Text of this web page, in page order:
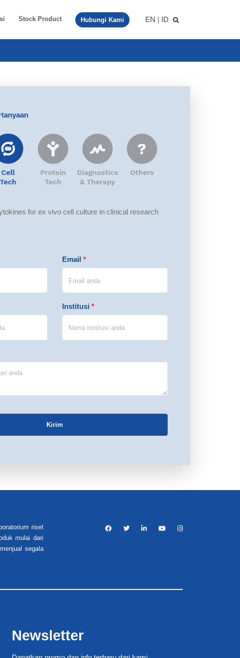
Stock Product Hubungi Kami EN | ID
for ex vivo cell culture in clinical research
Email *
Institusi *
Kirim
riset
mulai dari
segala
Newsletter